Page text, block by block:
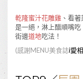
乾隆蜜汁花雕雞 、看
是一絕，淋上醋順嘴吃
街邊道地吃法！
(感謝MENU美食誌i愛